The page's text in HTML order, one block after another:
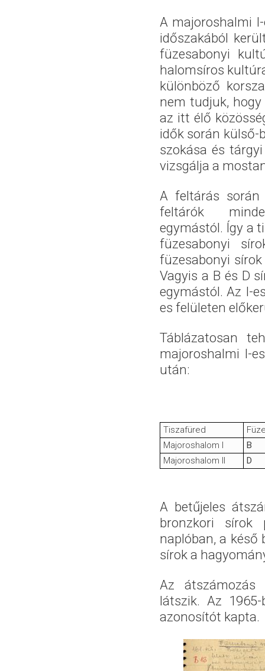
A majoroshalmi
időszakából
füzesabonyi
halomsíros
különböző
nem tudjuk,
az itt élő
idők során külső-
szokása és
vizsgálja a
A feltárás
feltárók
egymástól. Így a
füzesabonyi
füzesabonyi
Vagyis a B és D
egymástól. Az I-
es felületen
Táblázatosan
majoroshalmi I-
után:
Tiszafüred
Majoroshalom I
B
Majoroshalom II
D
A betűjeles
bronzkori sírok
naplóban, a késő
sírok a
Az átszámozás
látszik. Az
azonosítót kapta.